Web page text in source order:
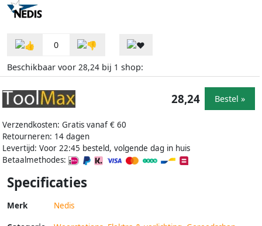
0
Beschikbaar voor 28,24 bij 1 shop:
Verzendkosten: Gratis vanaf € 60
Retourneren: 14 dagen
Levertijd: Voor 22:45 besteld, volgende dag in huis
Betaalmethodes:
28,24 Bestel »
Specificaties
Merk Nedis